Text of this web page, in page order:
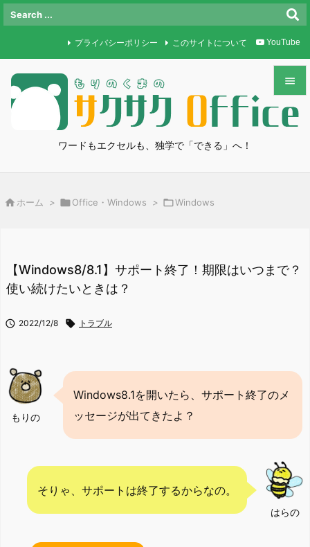
ワードもエクセルも、独学で「できる」へ！


メニュ
検索
プライバシーポリシー このサイトについて YouTube
 ホーム > Office・Windows > Windows
【Windows8/8.1】サポート終了！期限はいつまで？
使い続けたいときは？
 2022/12/8  トラブル
もりの
Windows8.1を開いたら、サポート終了のメ
ッセージが出てきたよ？
はらの
そりゃ、サポートは終了するからなの。